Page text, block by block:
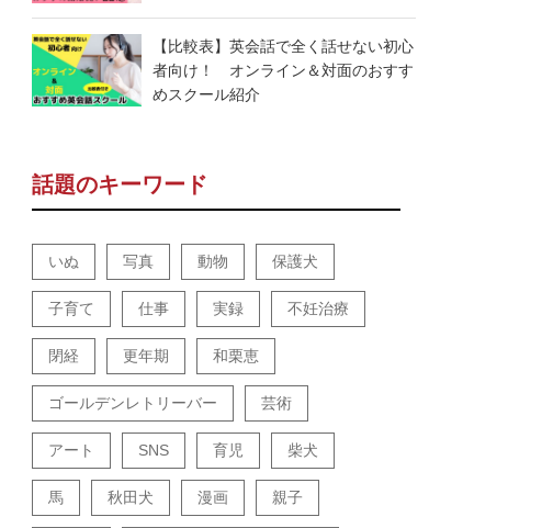
【比較表】英会話で全く話せない初心
者向け！ オンライン＆対面のおすす
めスクール紹介
話題のキーワード
いぬ 写真 動物 保護犬
子育て 仕事 実録 不妊治療
閉経 更年期 和栗恵
ゴールデンレトリーバー 芸術
アート SNS 育児 柴犬
馬 秋田犬 漫画 親子